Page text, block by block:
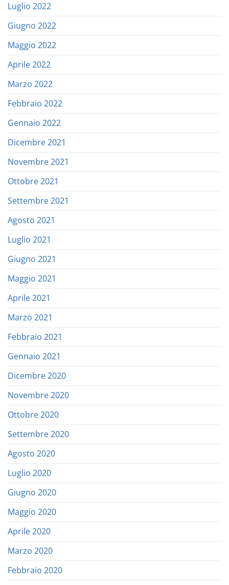
Luglio 2022
Giugno 2022
Maggio 2022
Aprile 2022
Marzo 2022
Febbraio 2022
Gennaio 2022
Dicembre 2021
Novembre 2021
Ottobre 2021
Settembre 2021
Agosto 2021
Luglio 2021
Giugno 2021
Maggio 2021
Aprile 2021
Marzo 2021
Febbraio 2021
Gennaio 2021
Dicembre 2020
Novembre 2020
Ottobre 2020
Settembre 2020
Agosto 2020
Luglio 2020
Giugno 2020
Maggio 2020
Aprile 2020
Marzo 2020
Febbraio 2020